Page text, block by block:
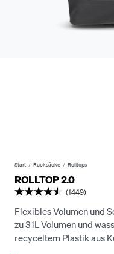
Start Rucksäcke Rolltops
ROLLTOP 2.0
(1449)
Flexibles Volumen und
zu 31L Volumen und
recyceltem Plastik aus